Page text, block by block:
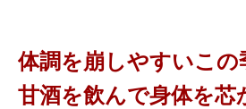
体調を崩しやすいこの
甘酒を飲んで身体を芯